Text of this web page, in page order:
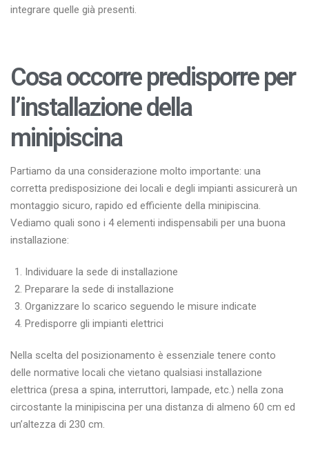
integrare quelle già presenti.
Cosa occorre predisporre per
l’installazione della
minipiscina
Partiamo da una considerazione molto importante: una
corretta predisposizione dei locali e degli impianti assicurerà un
montaggio sicuro, rapido ed efficiente della minipiscina.
Vediamo quali sono i 4 elementi indispensabili per una buona
installazione:
Individuare la sede di installazione
Preparare la sede di installazione
Organizzare lo scarico seguendo le misure indicate
Predisporre gli impianti elettrici
Nella scelta del posizionamento è essenziale tenere conto
delle normative locali che vietano qualsiasi installazione
elettrica (presa a spina, interruttori, lampade, etc.) nella zona
circostante la minipiscina per una distanza di almeno 60 cm ed
un’altezza di 230 cm.